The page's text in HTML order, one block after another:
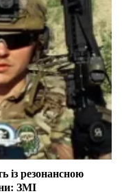
із резонансною
ЗМІ